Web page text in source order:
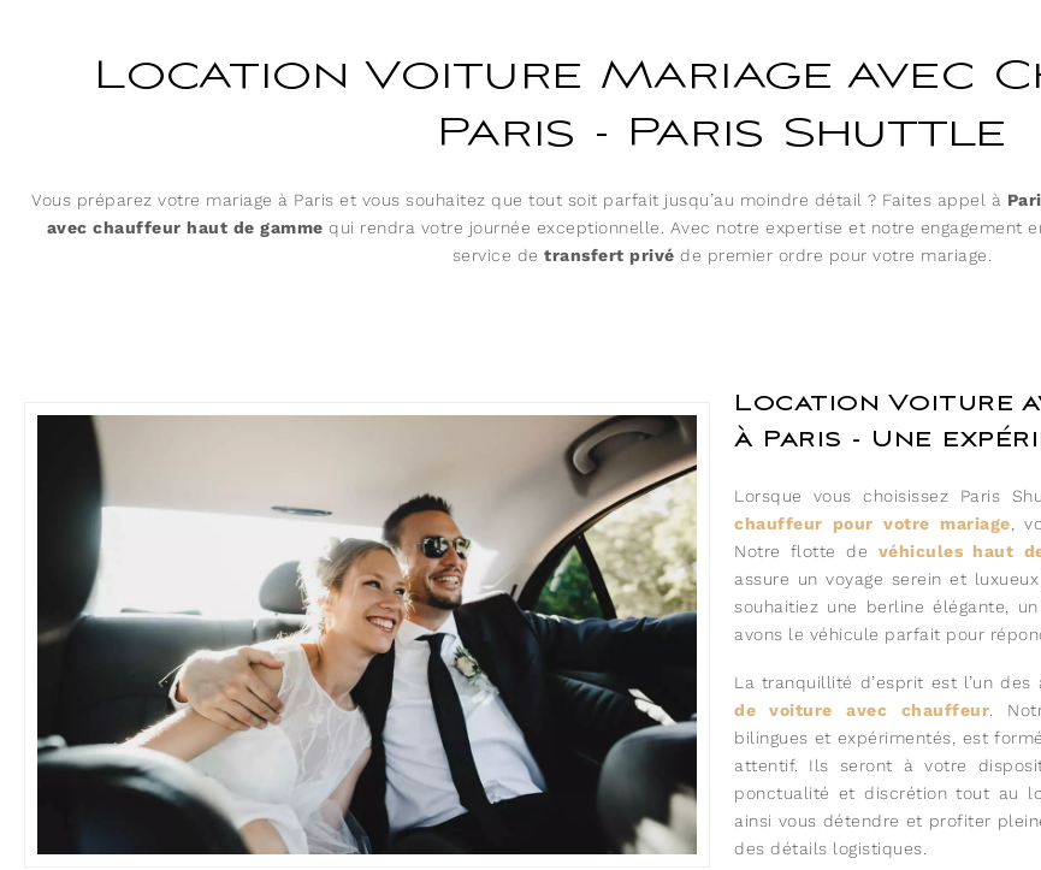
Location Voiture Mariage avec
Paris - Paris Shuttle
Vous préparez votre mariage à Paris et vous souhaitez que tout soit parfait jusqu’au moindre détail ? Faites appel à
avec chauffeur haut de gamme qui rendra votre journée exceptionnelle. Avec notre expertise et notre engagement
service detransfert privé de premier ordre pour votre mariage.
Location Voiture
à Paris - Une
Lorsque vous choisissez Paris
chauffeur pour votre mariage ,
Notre flotte de véhicules haut
assure un voyage serein et
souhaitiez une berline élégante,
avons le véhicule parfait pour
La tranquillité d’esprit est l’un
de voiture avec chauffeur .
bilingues et expérimentés, est
attentif. Ils seront à votre
ponctualité et discrétion tout au
ainsi vous détendre et profiter
des détails logistiques.